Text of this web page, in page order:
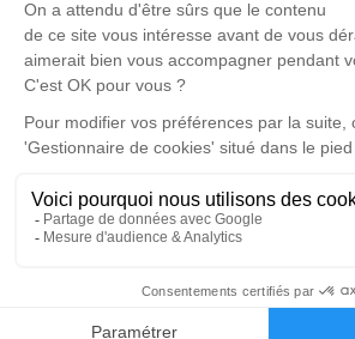
Organiser des Obsèques
Monuments funéraires
Services aux familles
Avis de
Demande
Nos réseaux sociaux
Politique de traitement des données
Politique d’utilisation des cookies
Zone d'intervention
Réalisation et référencement par